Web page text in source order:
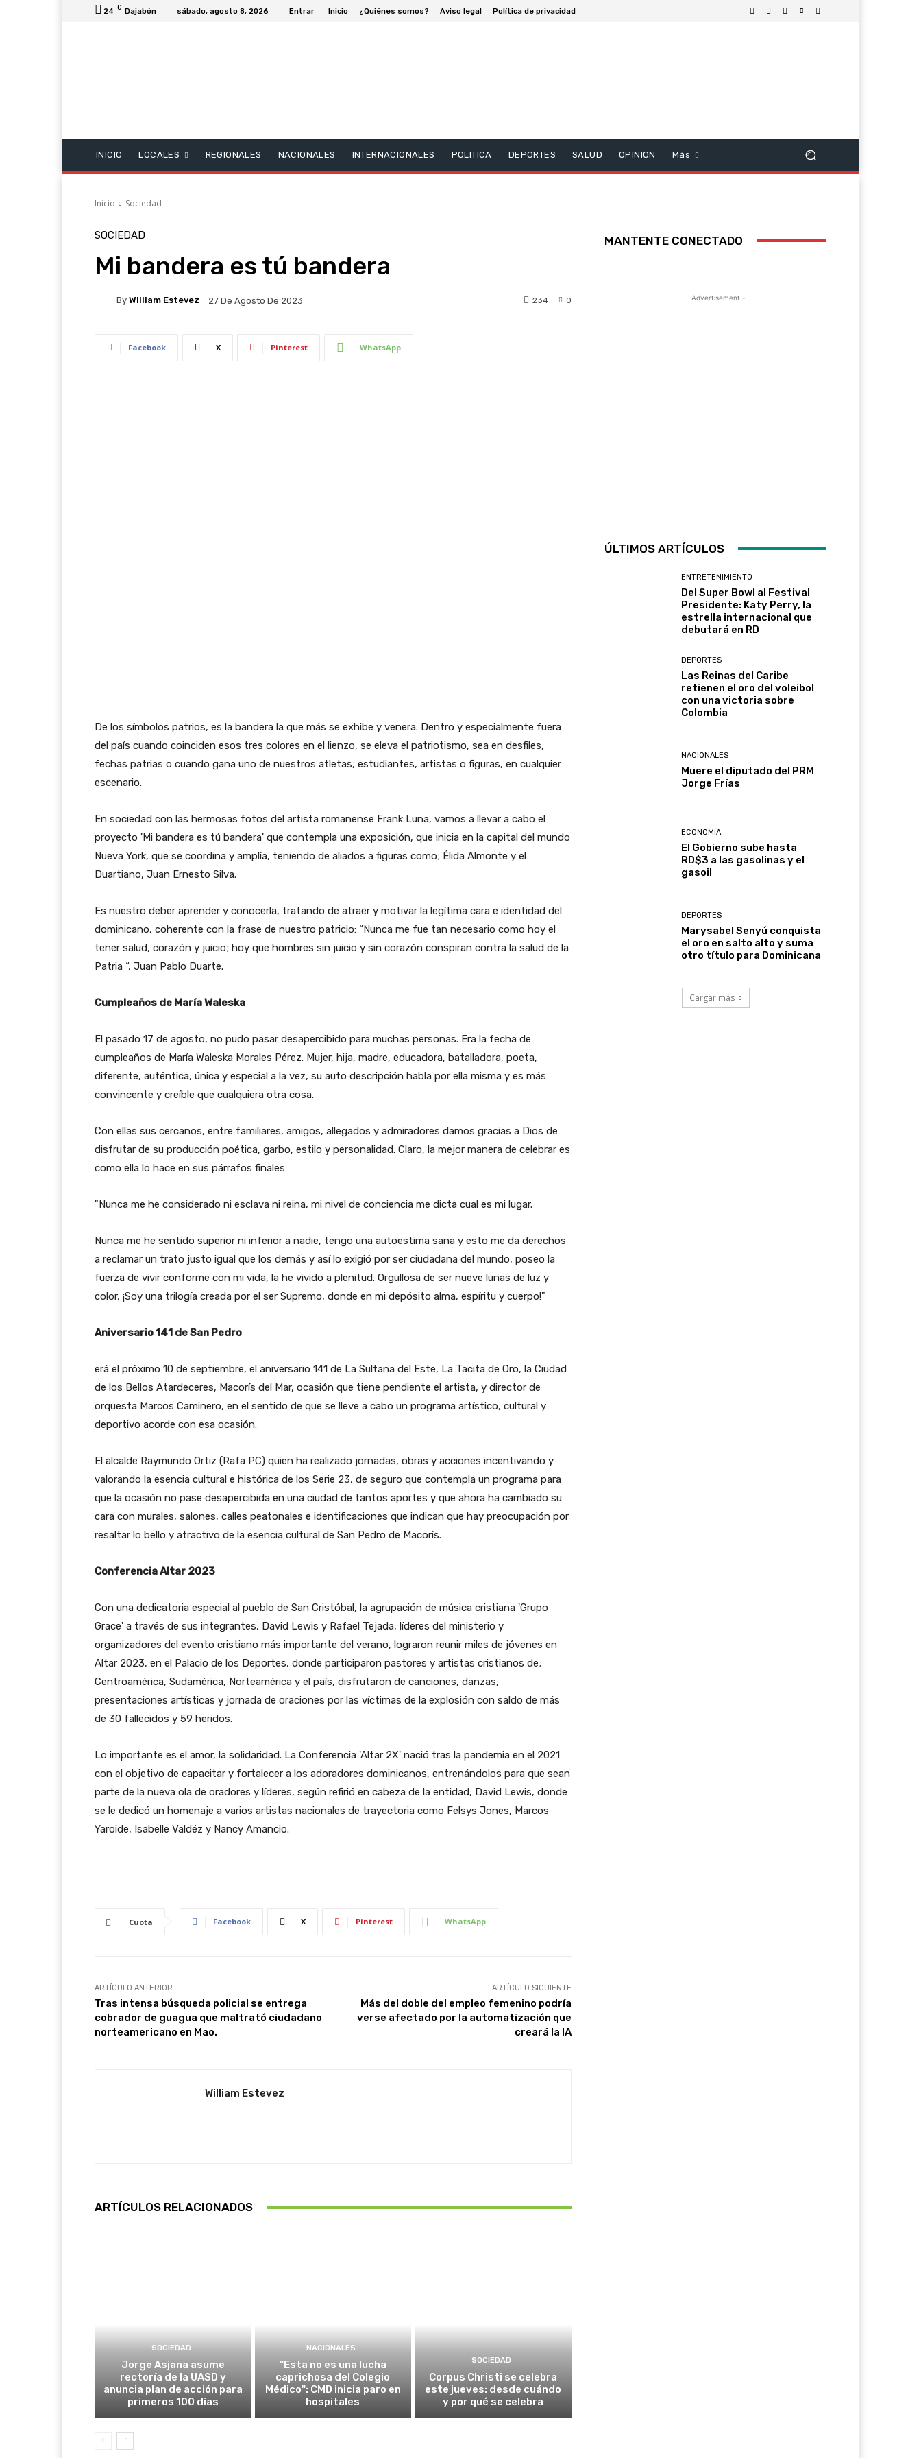
24 C Dajabón sábado, agosto 8, 2026 Entrar Inicio ¿Quiénes somos? Aviso legal Política de privacidad
INICIO LOCALES REGIONALES NACIONALES INTERNACIONALES POLITICA DEPORTES SALUD OPINION Más
Inicio Sociedad
SOCIEDAD
Mi bandera es tú bandera
By William Estevez 27 De Agosto De 2023 0
234
Facebook X Pinterest WhatsApp
De los símbolos patrios, es la bandera la que más se exhibe y venera. Dentro y especialmente fuera
del país cuando coinciden esos tres colores en el lienzo, se eleva el patriotismo, sea en desfiles,
fechas patrias o cuando gana uno de nuestros atletas, estudiantes, artistas o figuras, en cualquier
escenario.
En sociedad con las hermosas fotos del artista romanense Frank Luna, vamos a llevar a cabo el
proyecto 'Mi bandera es tú bandera' que contempla una exposición, que inicia en la capital del mundo
Nueva York, que se coordina y amplía, teniendo de aliados a figuras como; Élida Almonte y el
Duartiano, Juan Ernesto Silva.
Es nuestro deber aprender y conocerla, tratando de atraer y motivar la legítima cara e identidad del
dominicano, coherente con la frase de nuestro patricio: “Nunca me fue tan necesario como hoy el
tener salud, corazón y juicio; hoy que hombres sin juicio y sin corazón conspiran contra la salud de la
Patria “, Juan Pablo Duarte.
Cumpleaños de María Waleska
El pasado 17 de agosto, no pudo pasar desapercibido para muchas personas. Era la fecha de
cumpleaños de María Waleska Morales Pérez. Mujer, hija, madre, educadora, batalladora, poeta,
diferente, auténtica, única y especial a la vez, su auto descripción habla por ella misma y es más
convincente y creíble que cualquiera otra cosa.
Con ellas sus cercanos, entre familiares, amigos, allegados y admiradores damos gracias a Dios de
disfrutar de su producción poética, garbo, estilo y personalidad. Claro, la mejor manera de celebrar es
como ella lo hace en sus párrafos finales:
"Nunca me he considerado ni esclava ni reina, mi nivel de conciencia me dicta cual es mi lugar.
Nunca me he sentido superior ni inferior a nadie, tengo una autoestima sana y esto me da derechos
a reclamar un trato justo igual que los demás y así lo exigió por ser ciudadana del mundo, poseo la
fuerza de vivir conforme con mi vida, la he vivido a plenitud. Orgullosa de ser nueve lunas de luz y
color, ¡Soy una trilogía creada por el ser Supremo, donde en mi depósito alma, espíritu y cuerpo!"
Aniversario 141 de San Pedro
erá el próximo 10 de septiembre, el aniversario 141 de La Sultana del Este, La Tacita de Oro, la Ciudad
de los Bellos Atardeceres, Macorís del Mar, ocasión que tiene pendiente el artista, y director de
orquesta Marcos Caminero, en el sentido de que se lleve a cabo un programa artístico, cultural y
deportivo acorde con esa ocasión.
El alcalde Raymundo Ortiz (Rafa PC) quien ha realizado jornadas, obras y acciones incentivando y
valorando la esencia cultural e histórica de los Serie 23, de seguro que contempla un programa para
que la ocasión no pase desapercibida en una ciudad de tantos aportes y que ahora ha cambiado su
cara con murales, salones, calles peatonales e identificaciones que indican que hay preocupación por
resaltar lo bello y atractivo de la esencia cultural de San Pedro de Macorís.
Conferencia Altar 2023
Con una dedicatoria especial al pueblo de San Cristóbal, la agrupación de música cristiana 'Grupo
Grace' a través de sus integrantes, David Lewis y Rafael Tejada, líderes del ministerio y
organizadores del evento cristiano más importante del verano, lograron reunir miles de jóvenes en
Altar 2023, en el Palacio de los Deportes, donde participaron pastores y artistas cristianos de;
Centroamérica, Sudamérica, Norteamérica y el país, disfrutaron de canciones, danzas,
presentaciones artísticas y jornada de oraciones por las víctimas de la explosión con saldo de más
de 30 fallecidos y 59 heridos.
Lo importante es el amor, la solidaridad. La Conferencia 'Altar 2X' nació tras la pandemia en el 2021
con el objetivo de capacitar y fortalecer a los adoradores dominicanos, entrenándolos para que sean
parte de la nueva ola de oradores y líderes, según refirió en cabeza de la entidad, David Lewis, donde
se le dedicó un homenaje a varios artistas nacionales de trayectoria como Felsys Jones, Marcos
Yaroide, Isabelle Valdéz y Nancy Amancio.
Cuota Facebook X Pinterest WhatsApp
ARTÍCULO ANTERIOR
Tras intensa búsqueda policial se entrega
cobrador de guagua que maltrató ciudadano
norteamericano en Mao.
ARTÍCULO SIGUIENTE
Más del doble del empleo femenino podría
verse afectado por la automatización que
creará la IA
William Estevez
ARTÍCULOS RELACIONADOS
SOCIEDAD
Jorge Asjana asume
rectoría de la UASD y
anuncia plan de acción para
primeros 100 días
NACIONALES
"Esta no es una lucha
caprichosa del Colegio
Médico": CMD inicia paro en
hospitales
SOCIEDAD
Corpus Christi se celebra
este jueves: desde cuándo
y por qué se celebra
MANTENTE CONECTADO
- Advertisement -
ÚLTIMOS ARTÍCULOS
ENTRETENIMIENTO
Del Super Bowl al Festival
Presidente: Katy Perry, la
estrella internacional que
debutará en RD
DEPORTES
Las Reinas del Caribe
retienen el oro del voleibol
con una victoria sobre
Colombia
NACIONALES
Muere el diputado del PRM
Jorge Frías
ECONOMÍA
El Gobierno sube hasta
RD$3 a las gasolinas y el
gasoil
DEPORTES
Marysabel Senyú conquista
el oro en salto alto y suma
otro título para Dominicana
Cargar más